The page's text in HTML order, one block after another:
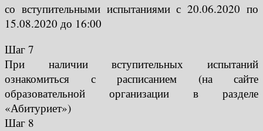
со вступительными испытаниями с 20.06.2020 по
15.08.2020 до 16:00
Шаг 7
При наличии вступительных испытаний
ознакомиться с расписанием (на сайте
образовательной организации в разделе
«Абитуриет»)
Шаг 8